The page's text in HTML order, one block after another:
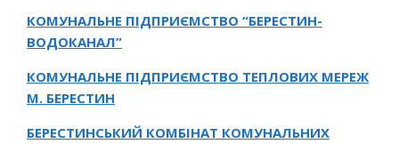
КОМУНАЛЬНЕ ПІДПРИЄМСТВО “БЕРЕСТИН-
ВОДОКАНАЛ”
КОМУНАЛЬНЕ ПІДПРИЄМСТВО ТЕПЛОВИХ МЕРЕЖ
М. БЕРЕСТИН
БЕРЕСТИНСЬКИЙ КОМБІНАТ КОМУНАЛЬНИХ